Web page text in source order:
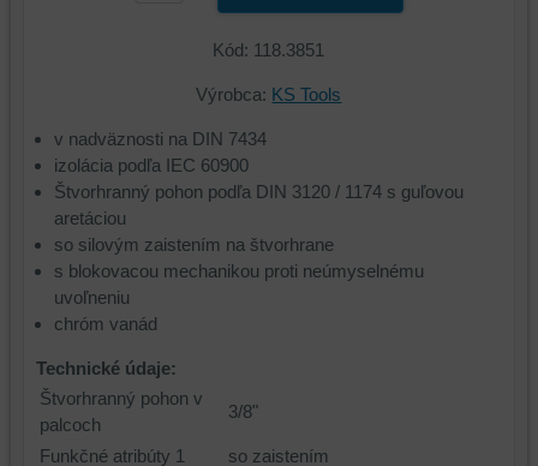
Kód: 118.3851
Výrobca: KS Tools
v nadväznosti na DIN 7434
izolácia podľa IEC 60900
Štvorhranný pohon podľa DIN 3120 / 1174 s guľovou
aretáciou
so silovým zaistením na štvorhrane
s blokovacou mechanikou proti neúmyselnému
uvoľneniu
chróm vanád
Technické údaje:
Štvorhranný pohon v
palcoch
3/8"
Funkčné atribúty 1
so zaistením